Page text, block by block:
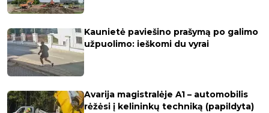
Kaunietė paviešino prašymą po galimo
užpuolimo: ieškomi du vyrai
Avarija magistralėje A1 – automobilis
rėžėsi į kelininkų techniką (papildyta)